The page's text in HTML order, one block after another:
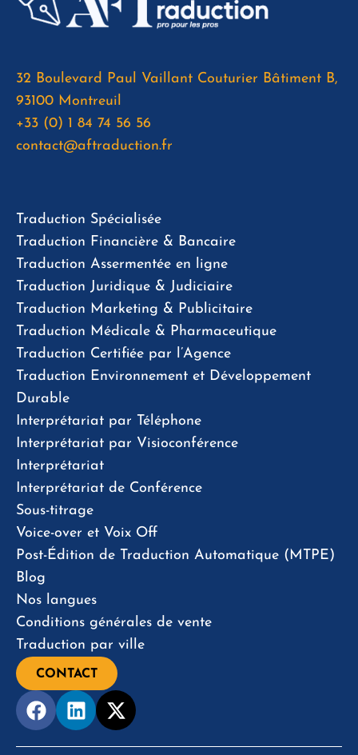
32 Boulevard Paul Vaillant Couturier Bâtiment B,
93100 Montreuil
+33 (0) 1 84 74 56 56
contact@aftraduction.fr
Traduction Spécialisée
Traduction Financière & Bancaire
Traduction Assermentée en ligne
Traduction Juridique & Judiciaire
Traduction Marketing & Publicitaire
Traduction Médicale & Pharmaceutique
Traduction Certifiée par l’Agence
Traduction Environnement et Développement
Durable
Interprétariat par Téléphone
Interprétariat par Visioconférence
Interprétariat
Interprétariat de Conférence
Sous-titrage
Voice-over et Voix Off
Post-Édition de Traduction Automatique (MTPE)
Blog
Nos langues
Conditions générales de vente
Traduction par ville
CONTACT